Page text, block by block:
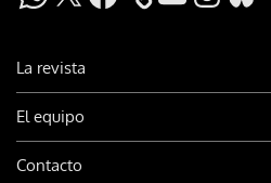
La revista
El equipo
Contacto